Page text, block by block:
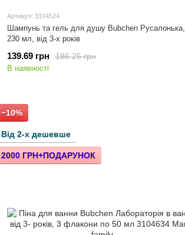
Артикул: 3104524
Шампунь та гель для душу Bubchen Русалонька,
230 мл, від 3-х років
186.25 грн
139.69 грн
В наявності
−10%
Від 2-х дешевше
2000 ГРН+ПОДАРУНОК